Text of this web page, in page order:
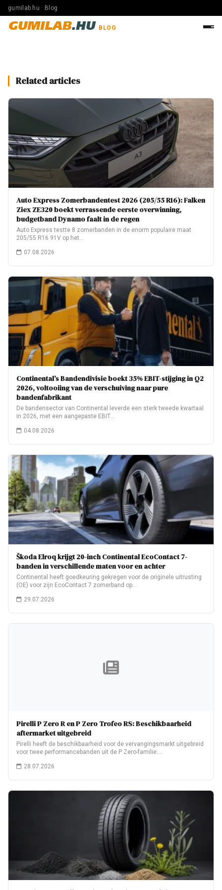
gumilab.hu · Blog
GUMILAB.HU BLOG
Related articles
Auto Express Zomerbandentest 2026 (205/55 R16): Falken
Ziex ZE320 boekt verrassende eerste overwinning,
budgetband Dynamo faalt in de regen
Auto Express testte 8 zomerbanden in de enorm populaire maat
205/55 R16 91V op het…
07.08.2026
Continental’s Bandendivisie boekt 35% EBIT-stijging in Q2
2026, voltooiing van de verschuiving naar pure
bandenfabrikant
De bandensector van Continental leverde een sterk tweede kwartaal
in 2026, met een aangepaste EBIT…
04.08.2026
Škoda Elroq krijgt 20-inch Continental EcoContact 7-
banden in verschillende maten voor en achter
Continental heeft goedkeuring gekregen voor de originele uitrusting
(OE) voor zijn EcoContact 7 zomerband op…
29.07.2026
Pirelli P Zero R en P Zero Trofeo RS: Beschikbaarheid
aftermarket uitgebreid
Pirelli heeft de beschikbaarheid voor de vervangingsmarkt uitgebreid
voor twee performancebanden uit de P Zero-familie:…
28.07.2026